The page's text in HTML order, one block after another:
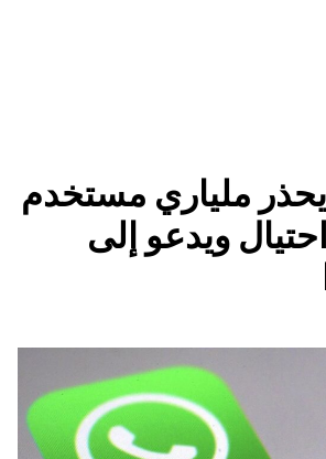
ملياري مستخدم
ويدعو إلى